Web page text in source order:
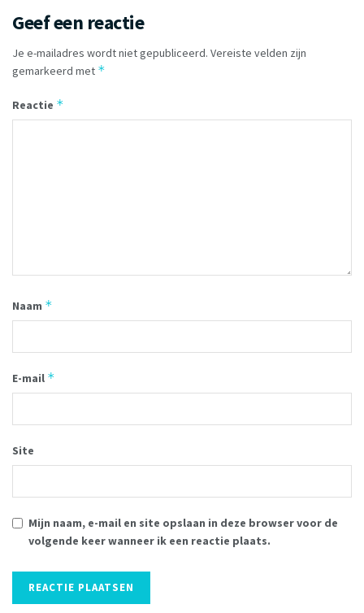
Geef een reactie
Je e-mailadres wordt niet gepubliceerd. Vereiste velden zijn
gemarkeerd met *
Reactie *
Naam *
E-mail *
Site
Mijn naam, e-mail en site opslaan in deze browser voor de
volgende keer wanneer ik een reactie plaats.